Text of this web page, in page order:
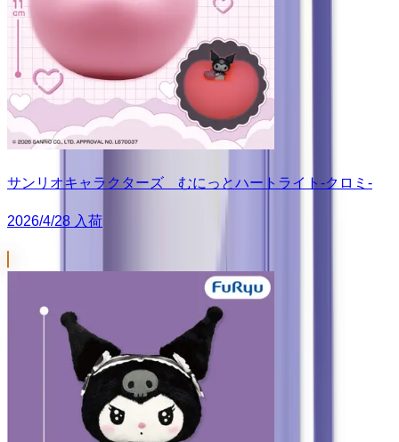
サンリオキャラクターズ むにっとハートライト-クロミ-
2026/4/28 入荷